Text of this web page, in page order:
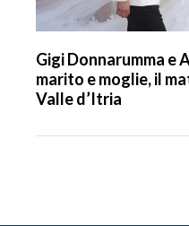
Gigi Donnarumma e
marito e moglie, il
Valle d’Itria